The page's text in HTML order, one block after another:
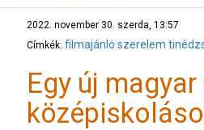
2022. november 30. szerda, 13:57
Címkék: filmajánló szerelem
Egy új